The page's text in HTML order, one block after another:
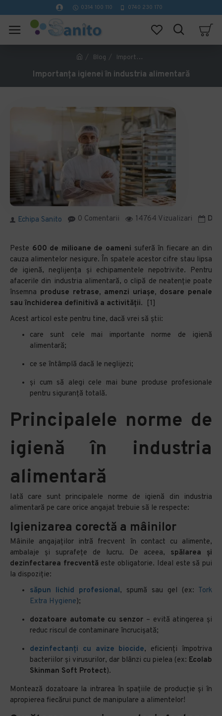
0314 100 110 0740 230 170
Blog Importanța igienei în industria alimentară
Importanța igienei în industria alimentară
Echipa Sanito 0 Comentarii 14764 Vizualizari
Peste 600 de milioane de oameni suferă în fiecare an din
cauza alimentelor nesigure. În spatele acestor cifre stau lipsa
de igienă, neglijența și echipamentele nepotrivite. Pentru
afacerile din industria alimentară, o clipă de neatenție poate
însemna produse retrase, amenzi uriașe, dosare penale
sau închiderea definitivă a activității. [1]
Acest articol este pentru tine, dacă vrei să știi:
care sunt cele mai importante norme de igienă
alimentară;
ce se întâmplă dacă le neglijezi;
și cum să alegi cele mai bune produse profesionale
pentru siguranță totală.
Principalele norme de
igienă în industria
alimentară
Iată care sunt principalele norme de igienă din industria
alimentară pe care orice angajat trebuie să le respecte:
Igienizarea corectă a mâinilor
Mâinile angajaților intră frecvent în contact cu alimente,
ambalaje și suprafețe de lucru. De aceea, spălarea și
dezinfectarea frecventă este obligatorie. Ideal este să pui
la dispoziție:
săpun lichid profesional, spumă sau gel (ex: Tork
Extra Hygiene);
dozatoare automate cu senzor – evită atingerea și
reduc riscul de contaminare încrucișată;
dezinfectanți cu avize biocide, eficienți împotriva
bacteriilor și virusurilor, dar blânzi cu pielea (ex: Ecolab
Skinman Soft Protect).
Montează dozatoare la intrarea în spațiile de producție și în
apropierea fiecărui punct de manipulare a alimentelor!